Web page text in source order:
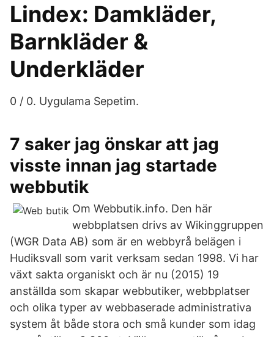
Lindex: Damkläder,
Barnkläder &
Underkläder
0 / 0. Uygulama Sepetim.
7 saker jag önskar att jag
visste innan jag startade
webbutik
Om Webbutik.info. Den här
webbplatsen drivs av Wikinggruppen
(WGR Data AB) som är en webbyrå belägen i
Hudiksvall som varit verksam sedan 1998. Vi har
växt sakta organiskt och är nu (2015) 19
anställda som skapar webbutiker, webbplatser
och olika typer av webbaserade administrativa
system åt både stora och små kunder som idag